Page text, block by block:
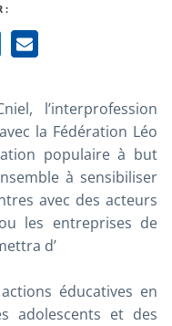
:
l’interprofession
la Fédération Léo
populaireà but
à sensibiliser
avec des acteurs
les entreprises de
d’
éducatives en
adolescents et des